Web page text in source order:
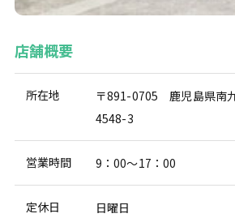
店舗概要
所在地
〒891-0705 鹿児島県南
4548-3
営業時間 9：00～17：00
定休日 日曜日